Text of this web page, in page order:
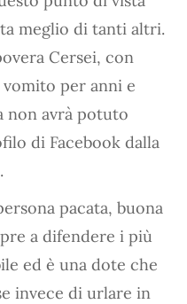
meglio di tanti altri.
Cersei, con
per anni e
non avrà potuto
di Facebook dalla
pacata, buona
a difendere i più
ed è una dote che
invece di urlare in